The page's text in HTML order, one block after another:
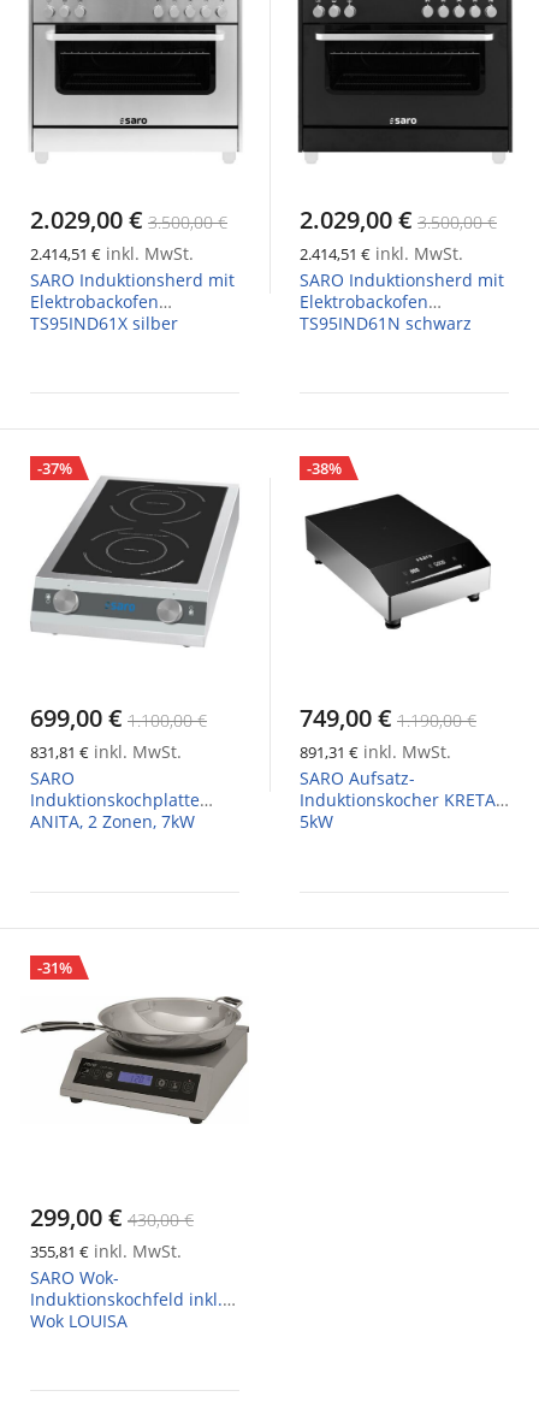
2.029,00 € 3.500,00 €
2.414,51 € inkl. MwSt.
SARO Induktionsherd mit
Elektrobackofen
TS95IND61X silber
2.029,00 € 3.500,00 €
2.414,51 € inkl. MwSt.
SARO Induktionsherd mit
Elektrobackofen
TS95IND61N schwarz
-37%
699,00 € 1.100,00 €
831,81 € inkl. MwSt.
SARO
Induktionskochplatte
ANITA, 2 Zonen, 7kW
-38%
749,00 € 1.190,00 €
891,31 € inkl. MwSt.
SARO Aufsatz-
Induktionskocher KRETA,
5kW
-31%
299,00 € 430,00 €
355,81 € inkl. MwSt.
SARO Wok-
Induktionskochfeld inkl.
Wok LOUISA